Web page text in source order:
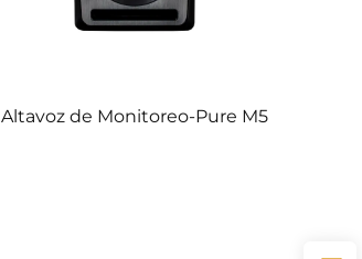
Altavoz de Monitoreo-Pure M5